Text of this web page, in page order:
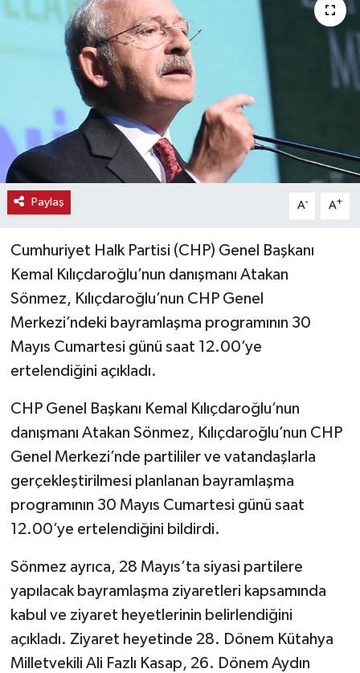
Paylaş A- A+
Cumhuriyet Halk Partisi (CHP) Genel Başkanı
Kemal Kılıçdaroğlu’nun danışmanı Atakan
Sönmez, Kılıçdaroğlu’nun CHP Genel
Merkezi’ndeki bayramlaşma programının 30
Mayıs Cumartesi günü saat 12.00’ye
ertelendiğini açıkladı.
CHP Genel Başkanı Kemal Kılıçdaroğlu’nun
danışmanı Atakan Sönmez, Kılıçdaroğlu’nun CHP
Genel Merkezi’nde partililer ve vatandaşlarla
gerçekleştirilmesi planlanan bayramlaşma
programının 30 Mayıs Cumartesi günü saat
12.00’ye ertelendiğini bildirdi.
Sönmez ayrıca, 28 Mayıs’ta siyasi partilere
yapılacak bayramlaşma ziyaretleri kapsamında
kabul ve ziyaret heyetlerinin belirlendiğini
açıkladı. Ziyaret heyetinde 28. Dönem Kütahya
Milletvekili Ali Fazlı Kasap, 26. Dönem Aydın
Haber
Haber İlanlar
Kültür-Sanat
Magazin
Resmi İlanlar
Sağlık
Seri İlan
Siyaset
Teknoloji
Vefat Haberleri
Yaşam